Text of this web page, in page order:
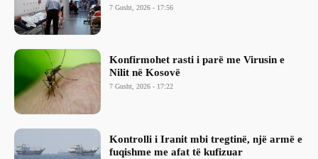
7 Gusht, 2026 - 17:56
Konfirmohet rasti i parë me Virusin e
Nilit në Kosovë
7 Gusht, 2026 - 17:22
Kontrolli i Iranit mbi tregtinë, një armë e
fuqishme me afat të kufizuar